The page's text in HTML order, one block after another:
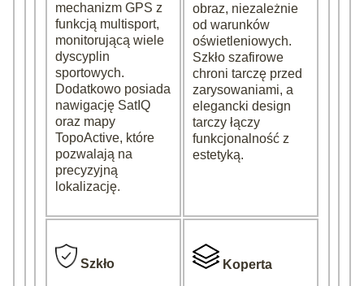
mechanizm GPS z
funkcją multisport,
monitorującą wiele
dyscyplin
sportowych.
Dodatkowo posiada
nawigację SatIQ
oraz mapy
TopoActive, które
pozwalają na
precyzyjną
lokalizację.
obraz, niezależnie
od warunków
oświetleniowych.
Szkło szafirowe
chroni tarczę przed
zarysowaniami, a
elegancki design
tarczy łączy
funkcjonalność z
estetyką.
Szkło Koperta